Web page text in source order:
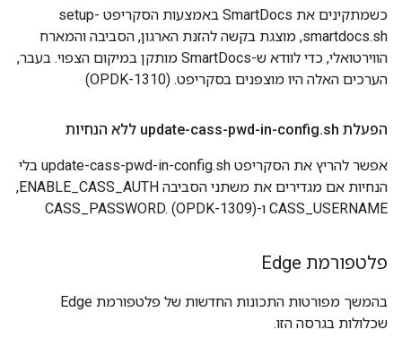
כשמתקינים את SmartDocs באמצעות הסקריפט setup-
smartdocs.sh, מוצגת בקשה להזנת הארגון, הסביבה והמארח
הווירטואלי, כדי לוודא ש-SmartDocs מותקן במיקום הצפוי. בעבר,
הערכים האלה היו מוצפנים בסקריפט. (OPDK-1310)
הפעלת update-cass-pwd-in-config .sh ללא הנחיות
אפשר להריץ את הסקריפט update-cass-pwd-in-config.sh בלי
הנחיות אם מגדירים את משתני הסביבה ENABLE_CASS_AUTH,‏
CASS_USERNAME ו-CASS_PASSWORD. (OPDK-1309)
פלטפורמת Edge
בהמשך מפורטות התכונות החדשות של פלטפורמת Edge
שכלולות בגרסה הזו.